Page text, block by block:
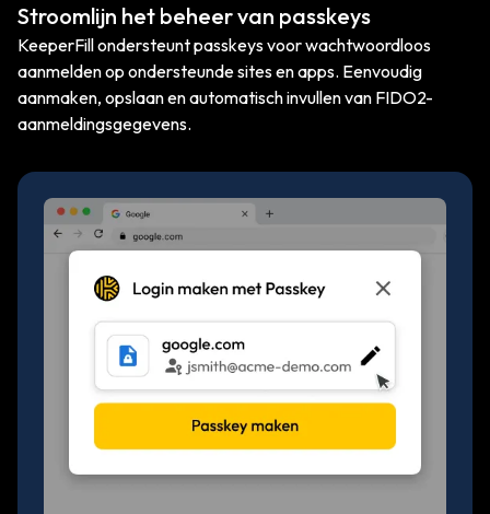
Stroomlijn het beheer van passkeys
KeeperFill ondersteunt passkeys voor wachtwoordloos
aanmelden op ondersteunde sites en apps. Eenvoudig
aanmaken, opslaan en automatisch invullen van FIDO2-
aanmeldingsgegevens.